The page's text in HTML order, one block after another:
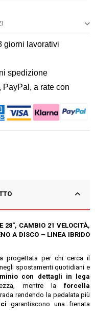
giorni lavorativi
spedizione
PayPal, a rate con
28", CAMBIO 21 VELOCITÀ,
A DISCO – LINEA IBRIDO
progettata per chi cerca il
negli spostamenti quotidiani e
con dettagli in lega
mentre laforcella
rendendo la pedalata più
garantiscono una frenata